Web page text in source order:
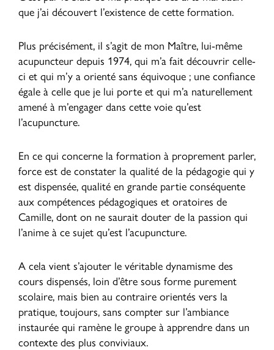
que j’ai découvert l’existence de cette formation.
Plus précisément, il s’agit de mon Maître, lui-même
acupuncteur depuis 1974, qui m’a fait découvrir celle-
ci et qui m’y a orienté sans équivoque ; une confiance
égale à celle que je lui porte et qui m’a naturellement
amené à m’engager dans cette voie qu’est
l’acupuncture.
En ce qui concerne la formation à proprement parler,
force est de constater la qualité de la pédagogie qui y
est dispensée, qualité en grande partie conséquente
aux compétences pédagogiques et oratoires de
Camille, dont on ne saurait douter de la passion qui
l’anime à ce sujet qu’est l’acupuncture.
A cela vient s’ajouter le véritable dynamisme des
cours dispensés, loin d’être sous forme purement
scolaire, mais bien au contraire orientés vers la
pratique, toujours, sans compter sur l’ambiance
instaurée qui ramène le groupe à apprendre dans un
contexte des plus conviviaux.